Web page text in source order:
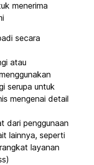
menerima
secara
atau
serupa untuk
mengenai detail
penggunaan
lainnya, seperti
layanan